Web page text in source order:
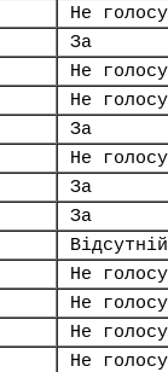
Не
За
Не
Не
За
Не
За
За
Відсутній
Не
Не
Не
Не